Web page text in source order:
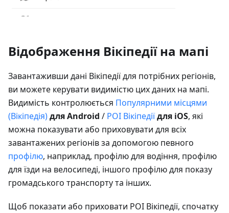
Відображення Вікіпедії на мапі
Завантаживши дані Вікіпедії для потрібних регіонів,
ви можете керувати видимістю цих даних на мапі.
Видимість контролюється Популярними місцями
(Вікіпедія)для Android / POI Вікіпедіїдля iOS, які
можна показувати або приховувати для всіх
завантажених регіонів за допомогою певного
профілю, наприклад, профілю для водіння, профілю
для їзди на велосипеді, іншого профілю для показу
громадського транспорту та інших.
Щоб показати або приховати POI Вікіпедії, спочатку